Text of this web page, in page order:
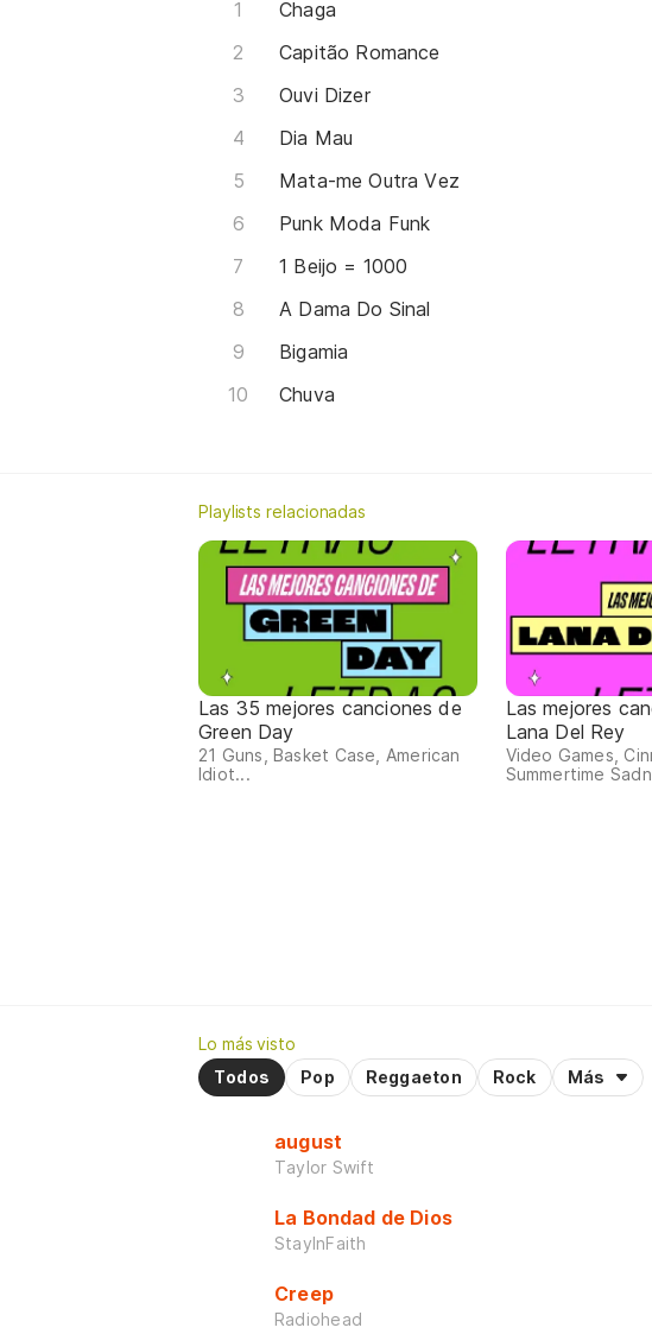
Chaga
Capitão Romance
Ouvi Dizer
Dia Mau
Mata-me Outra Vez
Punk Moda Funk
1 Beijo = 1000
A Dama Do Sinal
Bigamia
Chuva
Playlists relacionadas
Las 35 mejores canciones de
Green Day
21 Guns, Basket Case, American
Idiot...
Las mejores
Lana Del Rey
Video Games,
Summertime
Lo más visto
Todos
Pop Reggaeton Rock Más
august
Taylor Swift
La Bondad de Dios
StayInFaith
Creep
Radiohead